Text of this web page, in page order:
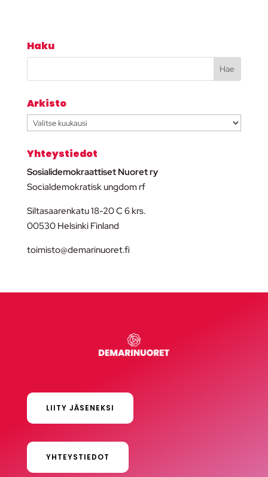
Haku
Arkisto
Arkisto
Yhteystiedot
Sosialidemokraattiset Nuoret ry
Socialdemokratisk ungdom rf
Siltasaarenkatu 18-20 C 6 krs.
00530 Helsinki Finland
toimisto@demarinuoret.fi
LIITY JÄSENEKSI
YHTEYSTIEDOT